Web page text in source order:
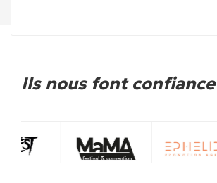
Ils nous font confiance